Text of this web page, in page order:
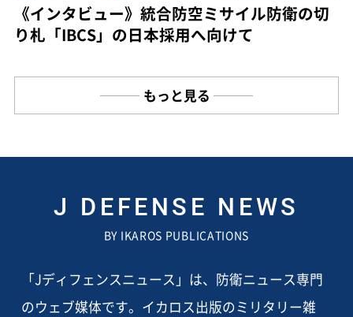
《インタビュー》統合防空ミサイル防衛の切
り札「IBCS」の日本採用へ向けて
もっと見る
J DEFENSE NEWS
BY IKAROS PUBLICATIONS
「Jディフェンスニュース」は、防衛ニュース専門
のウェブ媒体です。イカロス出版のミリタリー雑